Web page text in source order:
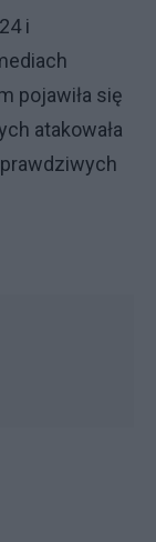
i
pojawiła się
atakowała